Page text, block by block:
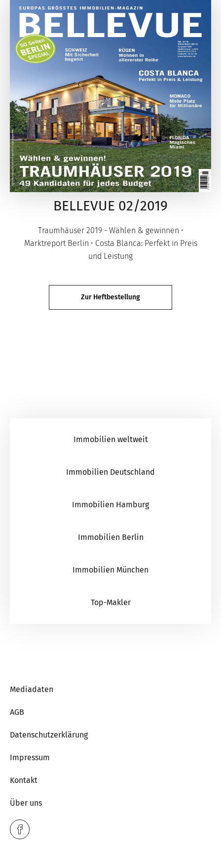
BELLEVUE 02/2019
Traumhäuser 2019 - Wählen & gewinnen •
Marktreport Berlin • Costa Blanca: Perfekt in Preis
und Leistung
Zur Heftbestellung
Immobilien weltweit
Immobilien Deutschland
Immobilien Hamburg
Immobilien Berlin
Immobilien München
Top-Makler
Mediadaten
AGB
Datenschutzerklärung
Impressum
Kontakt
Über uns